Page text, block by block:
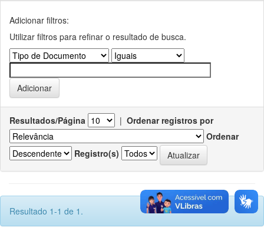
Adicionar filtros:
Utilizar filtros para refinar o resultado de busca.
Resultados/Página | Ordenar registros por
Ordenar
Registro(s)
Resultado 1-1 de 1.